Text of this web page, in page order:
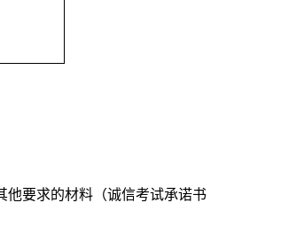
他要求的材料（诚信考试承诺书